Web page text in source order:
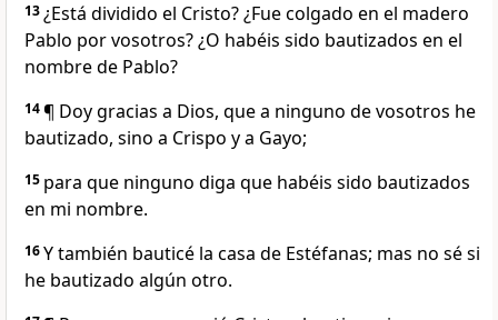
13¿Está dividido el Cristo? ¿Fue colgado en el madero
Pablo por vosotros? ¿O habéis sido bautizados en el
nombre de Pablo?
14¶ Doy gracias a Dios, que a ninguno de vosotros he
bautizado, sino a Crispo y a Gayo;
15 para que ninguno diga que habéis sido bautizados
en mi nombre.
16Y también bauticé la casa de Estéfanas; mas no sé si
he bautizado algún otro.